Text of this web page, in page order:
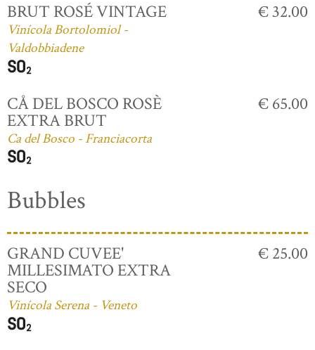
BRUT ROSÉ VINTAGE
Vinícola Bortolomiol -
Valdobbiadene
€ 32.00
CÅ DEL BOSCO ROSÈ
EXTRA BRUT
Ca del Bosco - Franciacorta
€ 65.00
Bubbles
GRAND CUVEE'
MILLESIMATO EXTRA
SECO
Vinícola Serena - Veneto
€ 25.00